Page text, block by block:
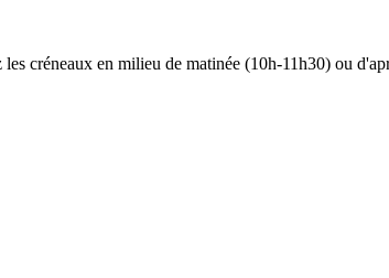
créneaux en milieu de matinée (10h-11h30) ou